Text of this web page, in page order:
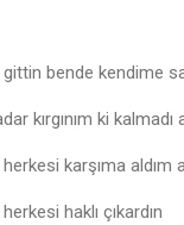
bende kendime
kırgınım ki kalmadı
karşıma aldım
haklı çıkardın